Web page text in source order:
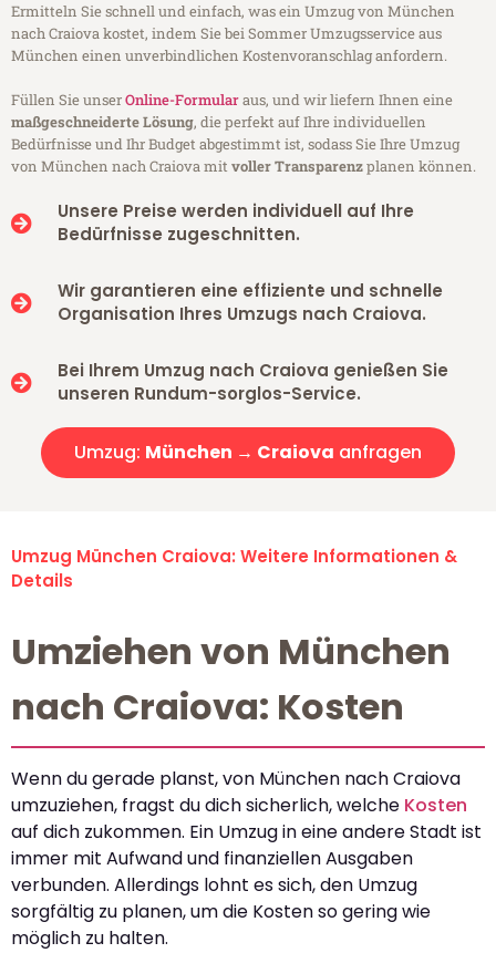
Ermitteln Sie schnell und einfach, was ein Umzug von München
nach Craiova kostet, indem Sie bei Sommer Umzugsservice aus
München einen unverbindlichen Kostenvoranschlag anfordern.
Füllen Sie unserOnline-Formularaus, und wir liefern Ihnen eine
maßgeschneiderte Lösung, die perfekt auf Ihre individuellen
Bedürfnisse und Ihr Budget abgestimmt ist, sodass Sie Ihre Umzug
von München nach Craiova mitvoller Transparenzplanen können.
Unsere Preise werden individuell auf Ihre
Bedürfnisse zugeschnitten.
Wir garantieren eine effiziente und schnelle
Organisation Ihres Umzugs nach Craiova.
Bei Ihrem Umzug nach Craiova genießen Sie
unseren Rundum-sorglos-Service.
Umzug: München → Craiova anfragen
Umzug München Craiova: Weitere Informationen &
Details
Umziehen von München
nach Craiova: Kosten
Wenn du gerade planst, von München nach Craiova
umzuziehen, fragst du dich sicherlich, welche Kosten
auf dich zukommen. Ein Umzug in eine andere Stadt ist
immer mit Aufwand und finanziellen Ausgaben
verbunden. Allerdings lohnt es sich, den Umzug
sorgfältig zu planen, um die Kosten so gering wie
möglich zu halten.